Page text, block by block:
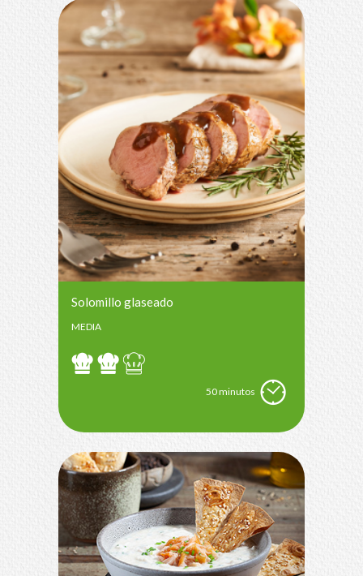
Solomillo glaseado
MEDIA
50 minutos